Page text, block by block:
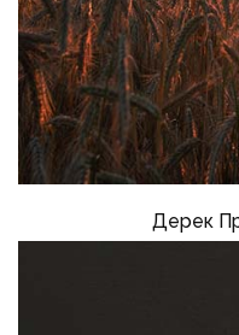
Дерек